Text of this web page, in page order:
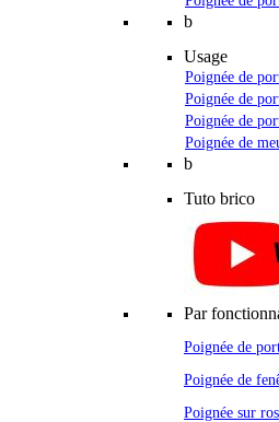
b
Usage
Poignée de
Poignée de
Poignée de
Poignée de
b
Tuto brico
Par
Poignée de
Poignée de
Poignée sur